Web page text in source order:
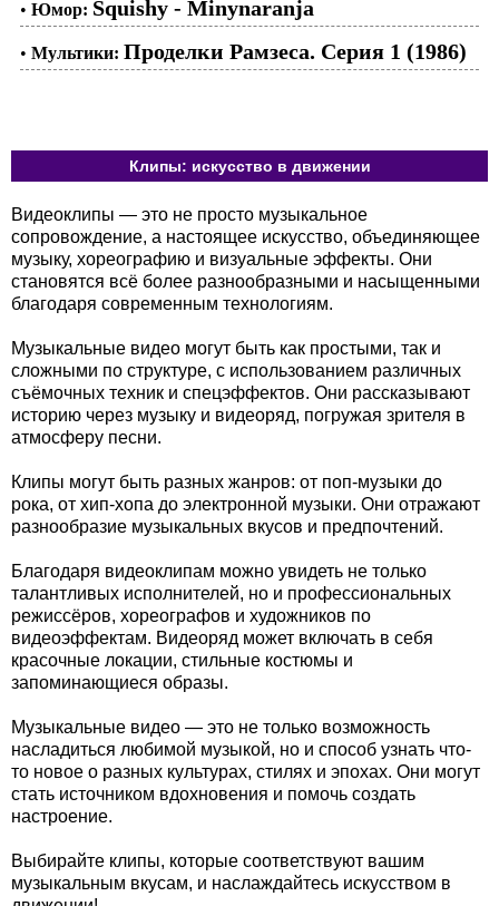
• Юмор: Squishy - Minynaranja
• Мультики: Проделки Рамзеса. Серия 1 (1986)
Клипы: искусство в движении
Видеоклипы — это не просто музыкальное
сопровождение, а настоящее искусство, объединяющее
музыку, хореографию и визуальные эффекты. Они
становятся всё более разнообразными и насыщенными
благодаря современным технологиям.
Музыкальные видео могут быть как простыми, так и
сложными по структуре, с использованием различных
съёмочных техник и спецэффектов. Они рассказывают
историю через музыку и видеоряд, погружая зрителя в
атмосферу песни.
Клипы могут быть разных жанров: от поп-музыки до
рока, от хип-хопа до электронной музыки. Они отражают
разнообразие музыкальных вкусов и предпочтений.
Благодаря видеоклипам можно увидеть не только
талантливых исполнителей, но и профессиональных
режиссёров, хореографов и художников по
видеоэффектам. Видеоряд может включать в себя
красочные локации, стильные костюмы и
запоминающиеся образы.
Музыкальные видео — это не только возможность
насладиться любимой музыкой, но и способ узнать что-
то новое о разных культурах, стилях и эпохах. Они могут
стать источником вдохновения и помочь создать
настроение.
Выбирайте клипы, которые соответствуют вашим
музыкальным вкусам, и наслаждайтесь искусством в